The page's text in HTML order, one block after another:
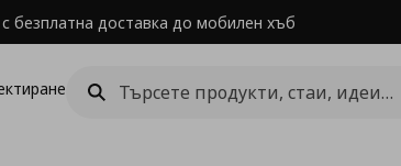
безплатна доставка до мобилен хъб